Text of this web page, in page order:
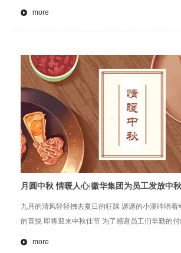
more
月圆中秋 情暖人心|徽华集团为员工发放中
九月的清风轻轻拂去夏日的狂躁 潺潺的小溪吟唱着
的喜悦 即将迎来中秋佳节 为了感谢员工们辛勤的付
more